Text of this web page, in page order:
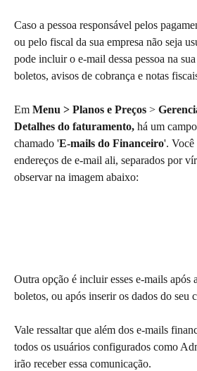
Caso a pessoa responsável pelos
ou pelo fiscal da sua empresa não seja
pode incluir o e-mail dessa pessoa na
boletos, avisos de cobrança e notas
Em Menu > Planos e Preços >
Detalhes do faturamento, há um
chamado 'E-mails do Financeiro'. Você
endereços de e-mail ali, separados por
observar na imagem abaixo:
Outra opção é incluir esses e-mails após
boletos, ou após inserir os dados do seu
Vale ressaltar que além dos e-mails
todos os usuários configurados como
irão receber essa comunicação.